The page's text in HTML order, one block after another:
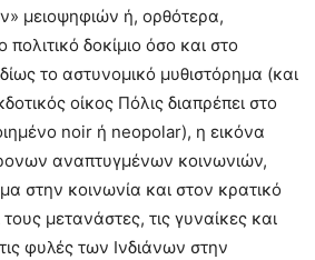
μειοψηφιών ή, ορθότερα,
δοκίμιο όσο και στο
το αστυνομικό μυθιστόρημα (και
οίκος Πόλις διαπρέπει στο
noir ή neopolar), η εικόνα
αναπτυγμένων κοινωνιών,
στην κοινωνία και στον κρατικό
μετανάστες, τις γυναίκες και
φυλές των Ινδιάνων στην